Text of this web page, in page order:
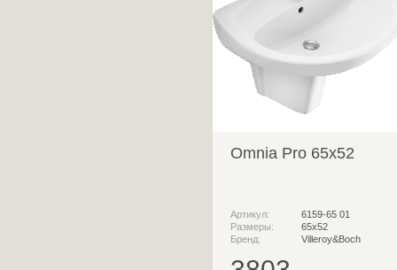
Omnia Pro 65x52
Артикул:
6159-65 01
Размеры:
65x52
Бренд:
Villeroy&Boch